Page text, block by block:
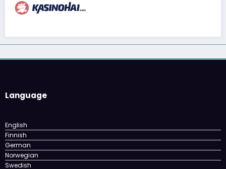
Language
English
Finnish
German
Norwegian
Swedish